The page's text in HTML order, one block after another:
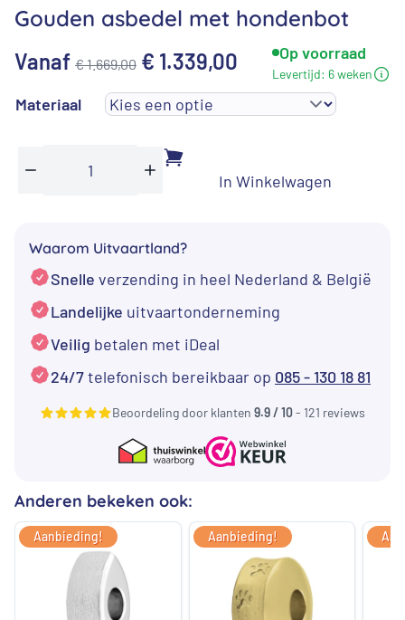
Gouden asbedel met hondenbot
Vanaf €1.669,00 Oorspronkelijke
prijs
was:
€ 1.669,00.
€ 1.339,00 Huidige
prijs
is:
Op voorraad
Levertijd: 6 weken
Materiaal
hondenbot
aantal
In Winkelwagen
Waarom Uitvaartland?
Snelle verzending in heel Nederland & België
Landelijke uitvaartonderneming
Veilig betalen met iDeal
24/7telefonisch bereikbaar op 085 - 130 18 81
Beoordeling door klanten 9.9 / 10- 121 reviews
Anderen bekeken ook:
Aanbieding! Aanbieding!